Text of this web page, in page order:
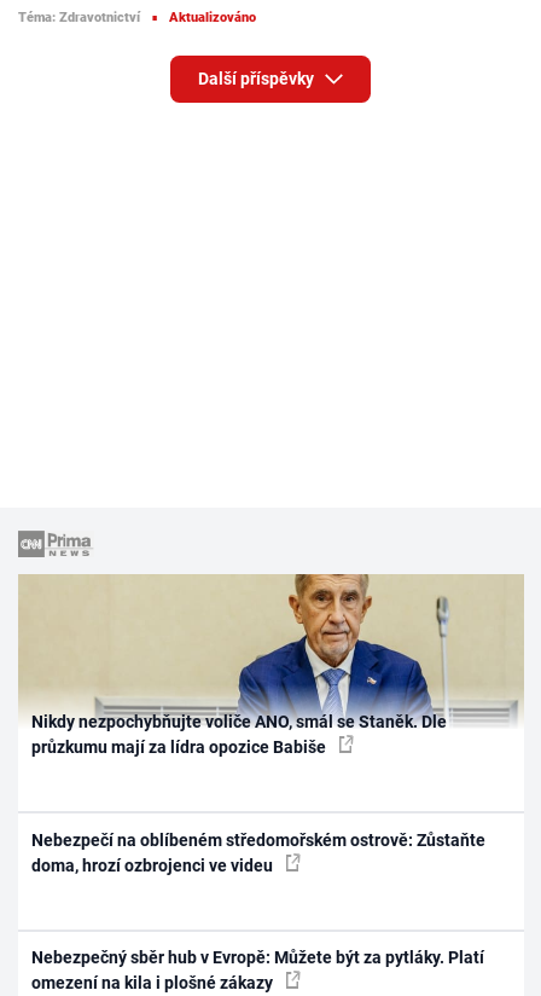
Téma: Zdravotnictví ■ Aktualizováno
Další příspěvky
Nikdy nezpochybňujte voliče ANO, smál se Staněk. Dle
průzkumu mají za lídra opozice Babiše
Nebezpečí na oblíbeném středomořském ostrově: Zůstaňte
doma, hrozí ozbrojenci ve videu
Nebezpečný sběr hub v Evropě: Můžete být za pytláky. Platí
omezení na kila i plošné zákazy